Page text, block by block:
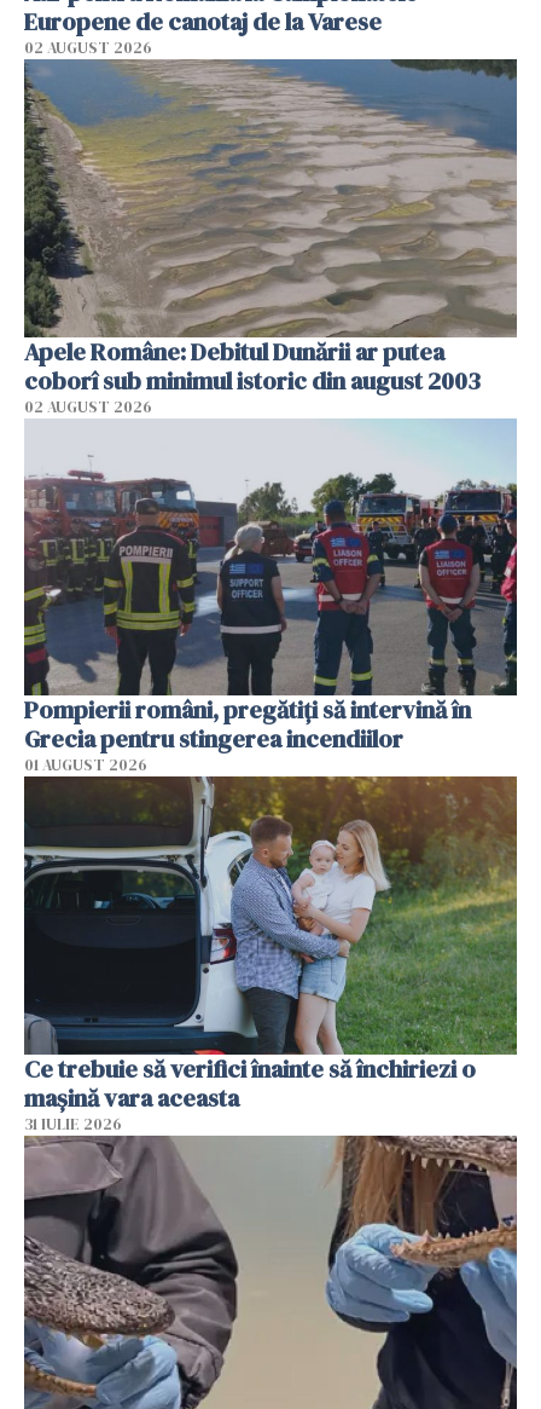
Europene de canotaj de la Varese
02 AUGUST 2026
Apele Române: Debitul Dunării ar putea
coborî sub minimul istoric din august 2003
02 AUGUST 2026
Pompierii români, pregătiţi să intervină în
Grecia pentru stingerea incendiilor
01 AUGUST 2026
Ce trebuie să verifici înainte să închiriezi o
mașină vara aceasta
31 IULIE 2026